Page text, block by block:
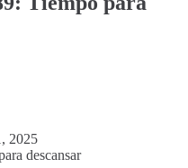
2025